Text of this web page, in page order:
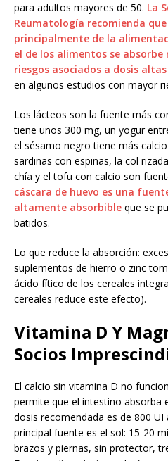
para adultos mayores de 50. La
Reumatología recomienda
principalmente de la
el de los alimentos se
riesgos asociados a dosis
en algunos estudios con mayor
Los lácteos son la fuente más
tiene unos 300 mg, un yogur
el sésamo negro tiene más
sardinas con espinas, la col
chía y el tofu con calcio son
cáscara de huevo es una
altamente absorbible que se
batidos.
Lo que reduce la absorción:
suplementos de hierro o zinc
ácido fítico de los cereales
cereales reduce este efecto).
Vitamina D Y
Socios
El calcio sin vitamina D no
permite que el intestino absorba
dosis recomendada es de 800
principal fuente es el sol: 15-20
brazos y piernas, sin protector,